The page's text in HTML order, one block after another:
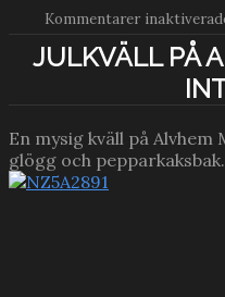
Kommentarer
JULKVÄLL PÅ
En mysig kväll på
glögg och pepparkaksbak.